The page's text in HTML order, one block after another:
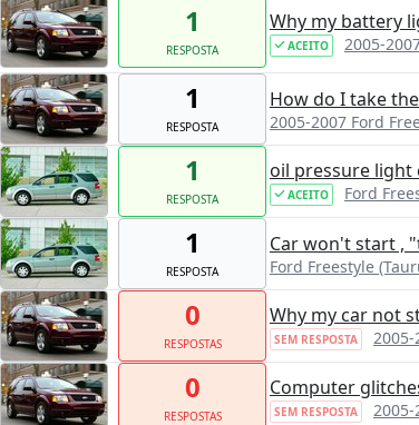
1
RESPOSTA
Why my battery
ACEITO 2005-
1
RESPOSTA
How do I take
2005-2007 Ford
1
RESPOSTA
oil pressure
ACEITO Ford
1
RESPOSTA
Car won't start ,
Ford Freestyle
0
RESPOSTAS
Why my car not
SEM RESPOSTA
0
RESPOSTAS
Computer
SEM RESPOSTA